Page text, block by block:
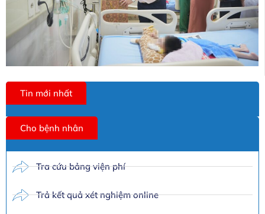
Tin mới nhất
Cho bệnh nhân
Tra cứu bảng viện phí
Trả kết quả xét nghiệm online